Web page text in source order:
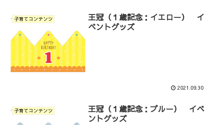
子育てコンテンツ
王冠（１歳記念：イエロー） イ
ベントグッズ
2021.09.30
子育てコンテンツ
王冠（１歳記念：ブルー） イベ
ントグッズ